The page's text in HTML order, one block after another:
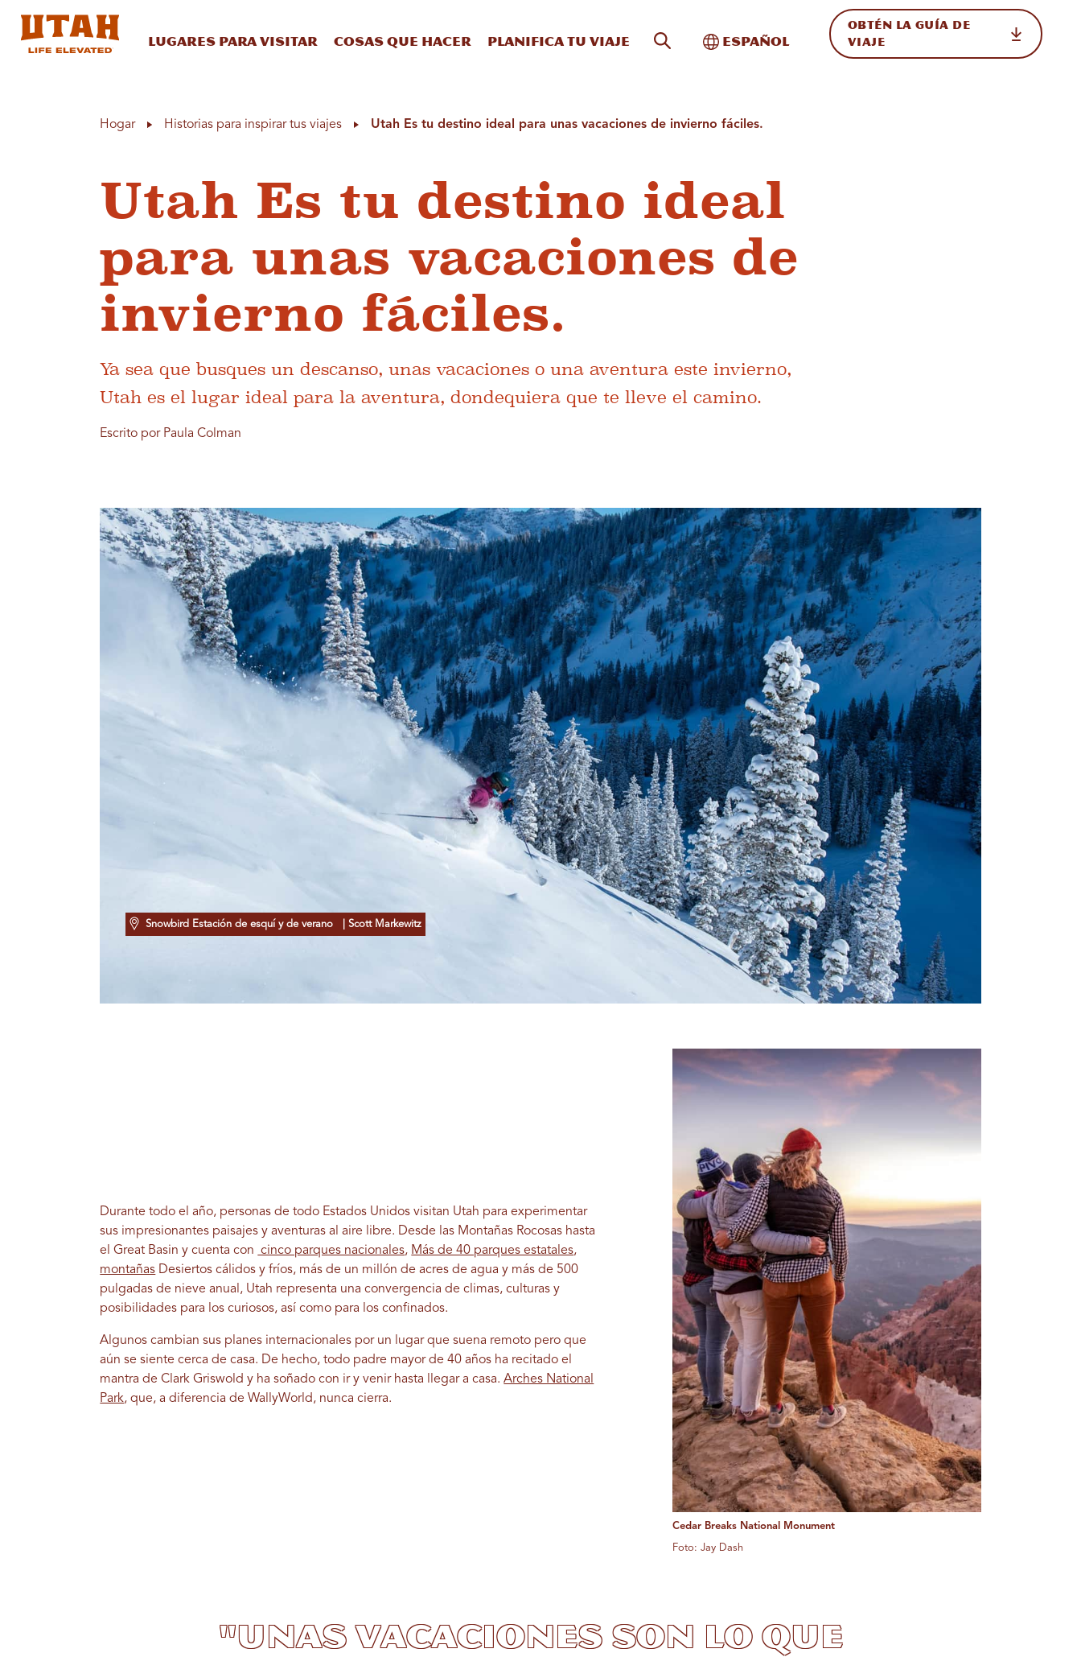
Lugares para visitar Cosas que hacer Planifica tu viaje Búsqueda en el sitio
Alternar Internacional
Español
OBTÉN LA GUÍA DE
VIAJE
Hogar Historias para inspirar tus viajes Utah Es tu destino ideal para unas vacaciones de invierno fáciles.
Utah Es tu destino ideal
para unas vacaciones de
invierno fáciles.
Ya sea que busques un descanso, unas vacaciones o una aventura este invierno,
Utah es el lugar ideal para la aventura, dondequiera que te lleve el camino.
Escrito por Paula Colman
Snowbird Estación de esquí y de verano | Scott Markewitz
Durante todo el año, personas de todo Estados Unidos visitan Utah para experimentar
sus impresionantes paisajes y aventuras al aire libre. Desde las Montañas Rocosas hasta
el Great Basin y cuenta con cinco parques nacionales, Más de 40 parques estatales,
montañas Desiertos cálidos y fríos, más de un millón de acres de agua y más de 500
pulgadas de nieve anual, Utah representa una convergencia de climas, culturas y
posibilidades para los curiosos, así como para los confinados.
Algunos cambian sus planes internacionales por un lugar que suena remoto pero que
aún se siente cerca de casa. De hecho, todo padre mayor de 40 años ha recitado el
mantra de Clark Griswold y ha soñado con ir y venir hasta llegar a casa.Arches National
Park, que, a diferencia de WallyWorld, nunca cierra.
Cedar Breaks National Monument
Foto: Jay Dash
"Unas vacaciones son lo que